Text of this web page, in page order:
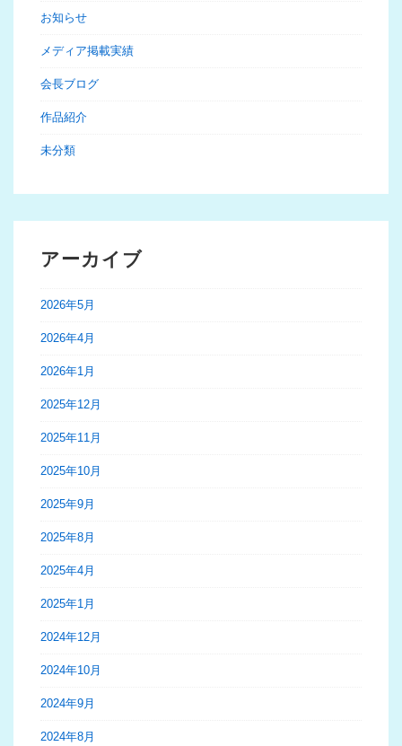
お知らせ
メディア掲載実績
会長ブログ
作品紹介
未分類
アーカイブ
2026年5月
2026年4月
2026年1月
2025年12月
2025年11月
2025年10月
2025年9月
2025年8月
2025年4月
2025年1月
2024年12月
2024年10月
2024年9月
2024年8月